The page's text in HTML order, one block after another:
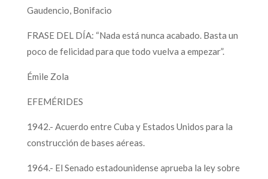
Gaudencio, Bonifacio
FRASE DEL DÍA: “Nada está nunca acabado. Basta un
poco de felicidad para que todo vuelva a empezar”.
Émile Zola
EFEMÉRIDES
1942.- Acuerdo entre Cuba y Estados Unidos para la
construcción de bases aéreas.
1964.- El Senado estadounidense aprueba la ley sobre